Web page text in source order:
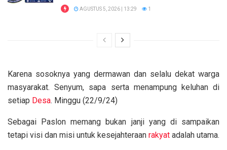
AGUSTUS 5, 2026 | 13:29 1
Karena sosoknya yang dermawan dan selalu dekat warga
masyarakat. Senyum, sapa serta menampung keluhan di
setiap Desa. Minggu (22/9/24)
Sebagai Paslon memang bukan janji yang di sampaikan
tetapi visi dan misi untuk kesejahteraan rakyat adalah utama.